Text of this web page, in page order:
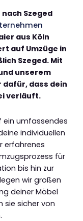
Szeged
aus Köln
auf Umzüge in
Szeged. Mit
unserem
dass dein
verläuft.
ein umfassendes
individuellen
erfahrenes
für
bis hin zur
wir großen
deiner Möbel
sie sicher von